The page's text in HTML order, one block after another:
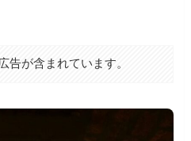
告が含まれています。